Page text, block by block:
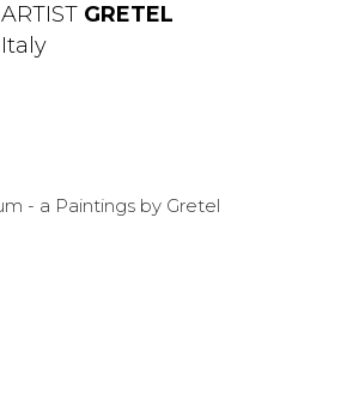
ARTIST GRETEL
Italy